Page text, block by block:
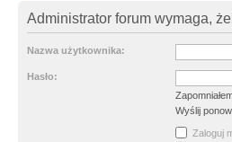
Administrator forum wymaga,
Nazwa użytkownika:
Hasło:
Wyślij
Zaloguj